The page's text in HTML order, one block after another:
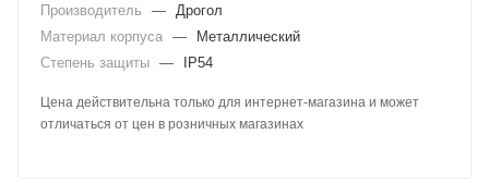
Производитель — Дрогол
Материал корпуса —
Металлический
Степень защиты — IP54
Цена действительна только для интернет-магазина и может
отличаться от цен в розничных магазинах